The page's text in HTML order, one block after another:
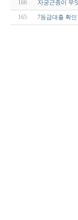
166 자궁근종이 무
165 7등급대출 확